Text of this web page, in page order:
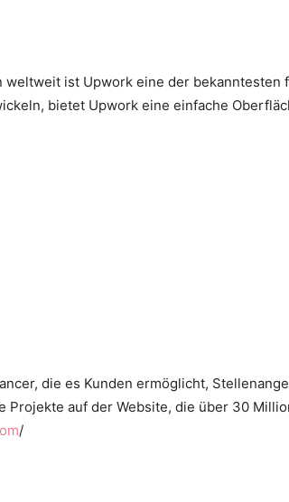
ist Upwork eine der
bietet Upwork eine einfache
die es Kunden ermöglicht,
auf der Website, die über 30
/